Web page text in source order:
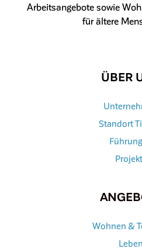
Arbeitsangebote sowie
für ältere
ÜBER
Standort
Wohnen &
Leben